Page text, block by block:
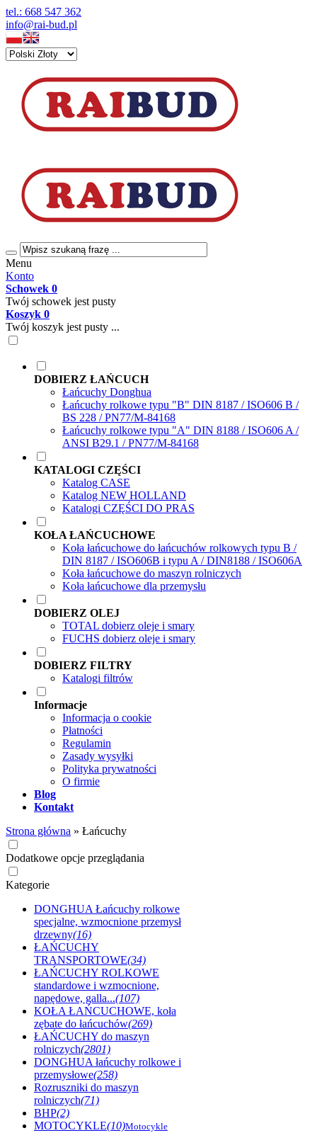
tel.: 668 547 362
info@rai-bud.pl
Menu
Konto
Schowek 0
Twój schowek jest pusty
Koszyk 0
Twój koszyk jest pusty ...
DOBIERZ ŁAŃCUCH
Łańcuchy Donghua
Łańcuchy rolkowe typu "B" DIN 8187 / ISO606 B /
BS 228 / PN77/M-84168
Łańcuchy rolkowe typu "A" DIN 8188 / ISO606 A /
ANSI B29.1 / PN77/M-84168
KATALOGI CZĘŚCI
Katalog CASE
Katalog NEW HOLLAND
Katalogi CZĘŚCI DO PRAS
KOŁA ŁAŃCUCHOWE
Koła łańcuchowe do łańcuchów rolkowych typu B /
DIN 8187 / ISO606B i typu A / DIN8188 / ISO606A
Koła łańcuchowe do maszyn rolniczych
Koła łańcuchowe dla przemysłu
DOBIERZ OLEJ
TOTAL dobierz oleje i smary
FUCHS dobierz oleje i smary
DOBIERZ FILTRY
Katalogi filtrów
Informacje
Informacja o cookie
Płatności
Regulamin
Zasady wysyłki
Polityka prywatności
O firmie
Blog
Kontakt
Strona główna » Łańcuchy
Dodatkowe opcje przeglądania
Kategorie
DONGHUA Łańcuchy rolkowe
specjalne, wzmocnione przemysł
drzewny(16)
ŁAŃCUCHY
TRANSPORTOWE(34)
ŁAŃCUCHY ROLKOWE
standardowe i wzmocnione,
napędowe, galla...(107)
KOŁA ŁAŃCUCHOWE, koła
zębate do łańcuchów(269)
ŁAŃCUCHY do maszyn
rolniczych(2801)
DONGHUA łańcuchy rolkowe i
przemysłowe(258)
Rozruszniki do maszyn
rolniczych(71)
BHP(2)
MOTOCYKLE(10)Motocykle